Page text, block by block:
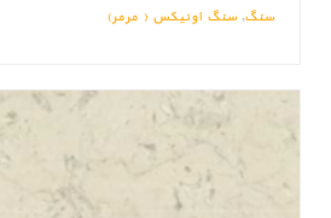
سنگ, سنگ اونیکس ( مرمر)